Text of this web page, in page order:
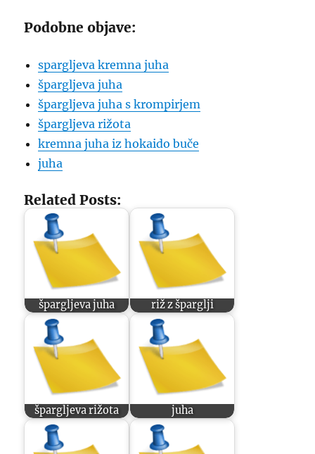
Podobne objave:
spargljeva kremna juha
špargljeva juha
špargljeva juha s krompirjem
špargljeva rižota
kremna juha iz hokaido buče
juha
Related Posts:
špargljeva juha riž z šparglji
špargljeva rižota juha